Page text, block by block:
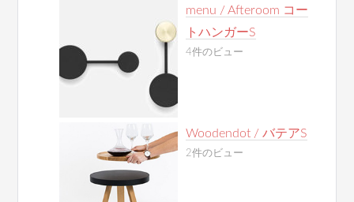
menu / Afteroom コー
トハンガーS
4件のビュー
Woodendot / バテアS
2件のビュー